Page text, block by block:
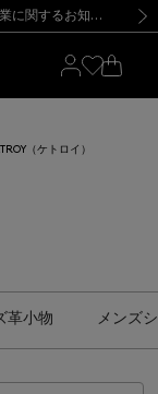
新規登録のお客様も対象！＜MY BARNEYS＞会員のお客様は11,000円（税込）以上のお買上げで常時送料無料！お買い物の際は会員登録を！
】(2026.8.7) 【オンラインストア カスタマーセンター夏季休業に関するお知らせ】（2026.8.7）
【夏季休業に伴う返品・交換承り一時停止のお知らせ】（2026.8.5）
お届けについて
注意事項 新規登録のお客様も対象！＜MY BARNEYS＞会員のお客様は11,000円（税込）以上のお買上げで常時送料無料！お買い物の際は会員登録を！
】(2026.8.7)
（ケトロイ）
革小物 メンズ